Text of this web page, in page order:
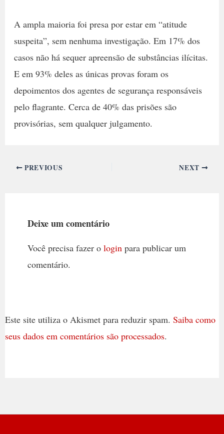
A ampla maioria foi presa por estar em “atitude
suspeita”, sem nenhuma investigação. Em 17% dos
casos não há sequer apreensão de substâncias ilícitas.
E em 93% deles as únicas provas foram os
depoimentos dos agentes de segurança responsáveis
pelo flagrante. Cerca de 40% das prisões são
provisórias, sem qualquer julgamento.
PREVIOUS NEXT
Deixe um comentário
Você precisa fazer o loginpara publicar um
comentário.
Este site utiliza o Akismet para reduzir spam. Saiba como
seus dados em comentários são processados.